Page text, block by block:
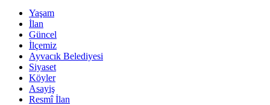
Yaşam
İlan
Güncel
İlçemiz
Ayvacık Belediyesi
Siyaset
Köyler
Asayiş
Resmî İlan